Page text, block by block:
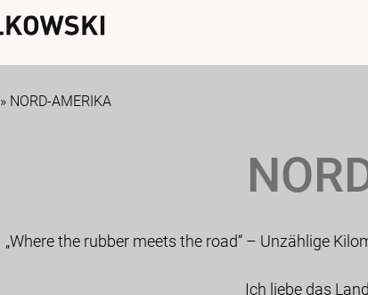
» NORD-AMERIKA
„Where the rubber meets the road“ – Unzählige
Ich liebe das